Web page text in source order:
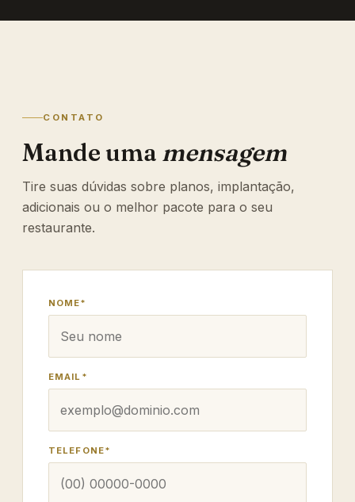
CONTATO
Mande uma mensagem
Tire suas dúvidas sobre planos, implantação,
adicionais ou o melhor pacote para o seu
restaurante.
NOME*
EMAIL*
TELEFONE*